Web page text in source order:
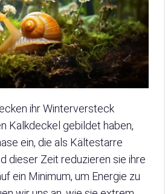
ihr Winterversteck
Kalkdeckel gebildet haben,
ein, die als Kältestarre
dieser Zeit reduzieren sie ihre
ein Minimum, um Energie zu